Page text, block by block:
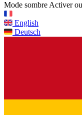
Mode sombre Activer
English
Deutsch